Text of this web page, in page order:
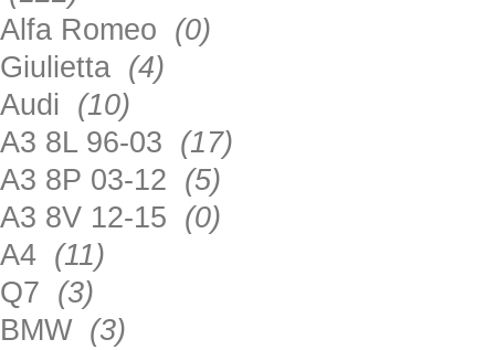
Alfa Romeo (0)
Giulietta (4)
Audi (10)
A3 8L 96-03 (17)
A3 8P 03-12 (5)
A3 8V 12-15 (0)
A4 (11)
Q7 (3)
BMW (3)